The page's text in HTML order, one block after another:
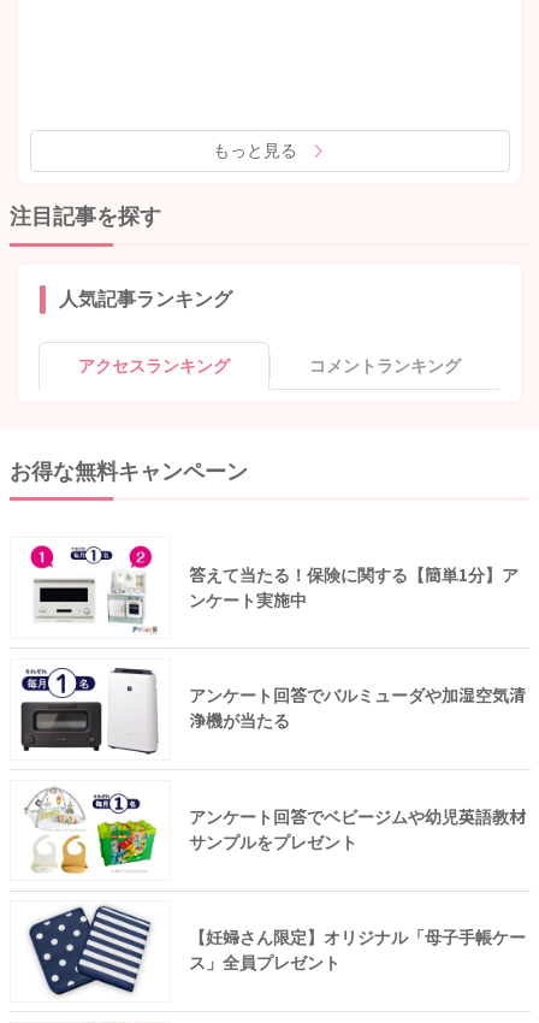
もっと見る
注目記事を探す
人気記事ランキング
アクセスランキング コメントランキング
お得な無料キャンペーン
答えて当たる！保険に関する【簡単1分】ア
ンケート実施中
アンケート回答でバルミューダや加湿空気清
浄機が当たる
アンケート回答でベビージムや幼児英語教材
サンプルをプレゼント
【妊婦さん限定】オリジナル「母子手帳ケー
ス」全員プレゼント